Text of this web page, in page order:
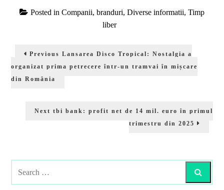
Posted in Companii, branduri, Diverse informatii, Timp
liber
în
articole
Previous Previous
Lansarea Disco Tropical: Nostalgia a
organizat prima petrecere într-un tramvai în mișcare
din România
Next Next
tbi bank: profit net de 14 mil. euro în primul
trimestru din 2025